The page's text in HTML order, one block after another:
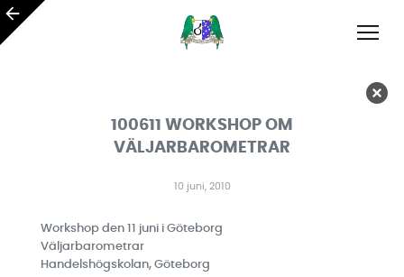
100611 WORKSHOP OM
VÄLJARBAROMETRAR
10 juni, 2010
Workshop den 11 juni i Göteborg
Väljarbarometrar
Handelshögskolan, Göteborg